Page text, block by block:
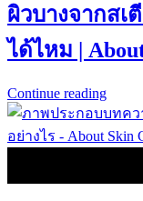
ผิวบางจากสเ
ได้ไหม |
Continue reading